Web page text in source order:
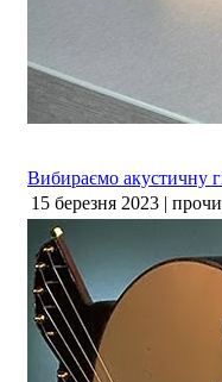
Вибираємо акустичну
15 березня 2023 |